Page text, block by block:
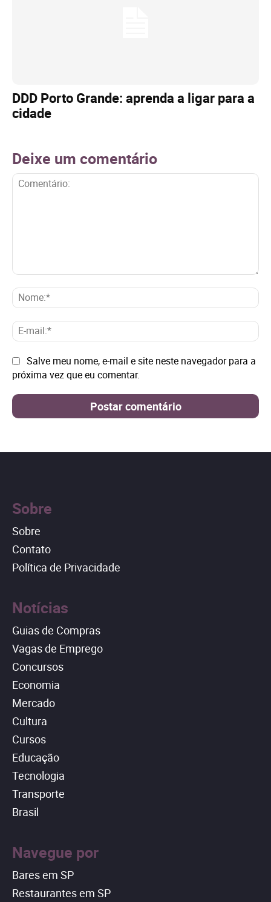
DDD Porto Grande: aprenda a ligar para a
cidade
Deixe um comentário
E-
Site: Salve meu nome, e-mail e site neste navegador para a
próxima vez que eu comentar.
Sobre
Sobre
Contato
Política de Privacidade
Notícias
Guias de Compras
Vagas de Emprego
Concursos
Economia
Mercado
Cultura
Cursos
Educação
Tecnologia
Transporte
Brasil
Navegue por
Bares em SP
Restaurantes em SP